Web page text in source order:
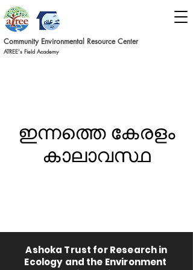
Community Environmental Resource Center
ATREE's Field Academy
ഇന്നത്തെ കേരളം
കാലാവസ്ഥ
Ashoka Trust for Research in
Ecology and the Environment